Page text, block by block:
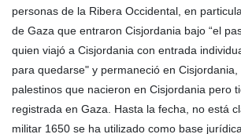
personas de la Ribera Occidental, en
de Gaza que entraron Cisjordania bajo “el
quien viajó a Cisjordania con entrada
para quedarse" y permaneció en
palestinos que nacieron en Cisjordania pero
registrada en Gaza. Hasta la fecha, no está
militar 1650 se ha utilizado como base